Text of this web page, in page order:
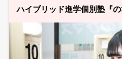
ハイブリッド進学個別塾『